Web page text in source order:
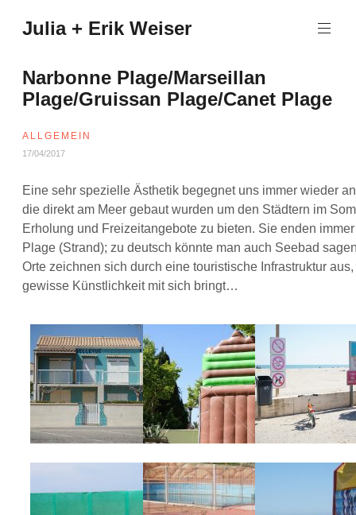
Inhalt
Julia + Erik Weiser
Narbonne Plage/Marseillan
Plage/Gruissan Plage/Canet Plage
ALLGEMEIN
17/04/2017
Eine sehr spezielle Ästhetik begegnet uns immer wieder
die direkt am Meer gebaut wurden um den Städtern im
Erholung und Freizeitangebote zu bieten. Sie enden
Plage (Strand); zu deutsch könnte man auch Seebad
Orte zeichnen sich durch eine touristische Infrastruktur
gewisse Künstlichkeit mit sich bringt…